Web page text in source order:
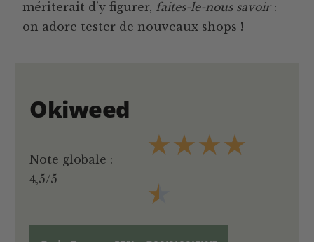
mériterait d’y figurer, faites-le-nous savoir:
on adore tester de nouveaux shops !
Okiweed
Note globale :
4,5/5
★★★★
★